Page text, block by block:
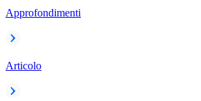
Approfondimenti
Articolo